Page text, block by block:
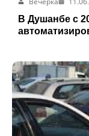
В Душанбе с